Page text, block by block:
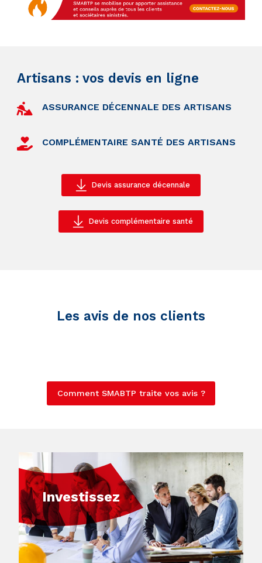
Artisans : vos devis en ligne
ASSURANCE DÉCENNALE DES ARTISANS
COMPLÉMENTAIRE SANTÉ DES ARTISANS
Devis assurance décennale
Devis complémentaire santé
Les avis de nos clients
Comment SMABTP traite vos avis ?
Investissez